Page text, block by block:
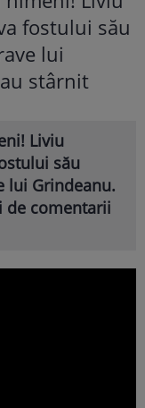
Liviu
său
lui Grindeanu.
de comentarii